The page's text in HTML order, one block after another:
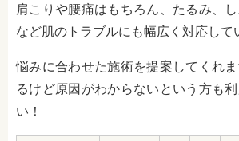
肩こりや腰痛はもちろん、たるみ、
など肌のトラブルにも幅広く対応して
悩みに合わせた施術を提案してくれ
るけど原因がわからないという方も
い！